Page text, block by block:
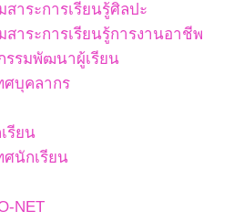
สาระการเรียนรู้ศิลปะ
สาระการเรียนรู้การงานอาชีพ
รรมพัฒนาผู้เรียน
ศบุคลากร
รียน
ศนักเรียน
NET